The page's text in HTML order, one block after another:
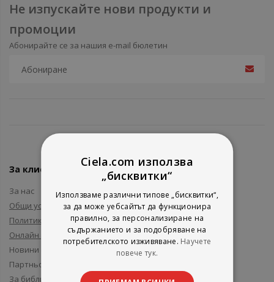
Не изпускайте нови продукти и
промоции
Абонирайте се за нашия e-mail бюлетин
За клиенти
За нас
Общи условия
Политика за поверителност
Онлайн решаване на спорове
Новини и събития
Партньори и приятели
За библиотеки
Ciela.com използва
„бисквитки“
Използваме различни типове „бисквитки“,
за да може уебсайтът да функционира
правилно, за персонализиране на
съдържанието и за подобряване на
потребителското изживяване. Научете
повече тук.